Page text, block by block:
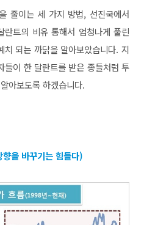
줄이는 세 가지 방법, 선진국에서
트의 비유 통해서 엄청나게 풀린
되는 까닭을 알아보았습니다. 지
들이 한 달란트를 받은 종들처럼 투
아보도록 하겠습니다.
을 바꾸기는 힘들다)